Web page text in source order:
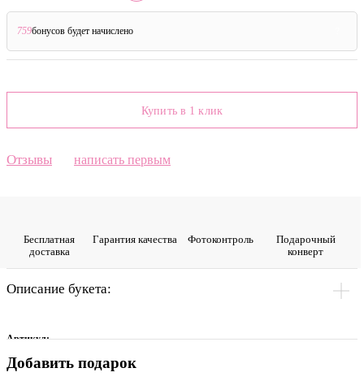
759бонусов будет начислено
Купить в 1 клик
Отзывы написать первым
Бесплатная
доставка
Гарантия качества Фото­контроль
Подарочный
конверт
Описание букета:
Артикул:
0013550
Добавить подарок